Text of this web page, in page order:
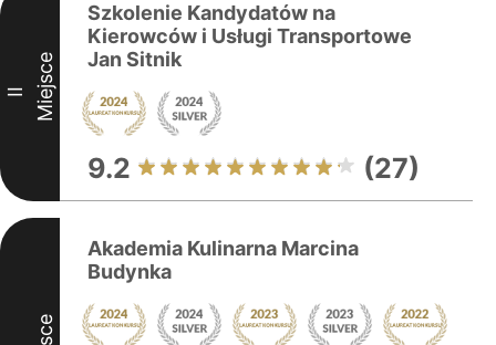
II Miejsce
Szkolenie Kandydatów na
Kierowców i Usługi Transportowe
Jan Sitnik
9.2 (27)
Akademia Kulinarna Marcina
Budynka